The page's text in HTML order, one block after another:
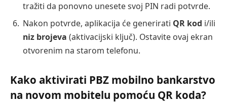
tražiti da ponovno unesete svoj PIN radi potvrde.
Nakon potvrde, aplikacija će generirati QR kod i/ili
niz brojeva (aktivacijski ključ). Ostavite ovaj ekran
otvorenim na starom telefonu.
Kako aktivirati PBZ mobilno bankarstvo
na novom mobitelu pomoću QR koda?